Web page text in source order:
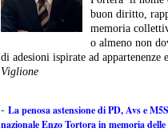
buon diritto,
memoria
o almeno non
di adesioni ispirate ad
Viglione
- La penosa astensione di PD, Avs e
nazionale Enzo Tortora in memoria